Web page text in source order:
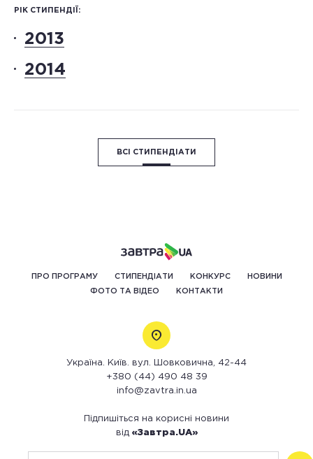
РІК СТИПЕНДІЇ:
2013
2014
ВСІ СТИПЕНДІАТИ
ПРО ПРОГРАМУ СТИПЕНДІАТИ КОНКУРС НОВИНИ
ФОТО ТА ВІДЕО КОНТАКТИ
Україна. Київ. вул. Шовковична, 42-44
+380 (44) 490 48 39
info@zavtra.in.ua
Підпишіться на корисні новини
від «Завтра.UA»